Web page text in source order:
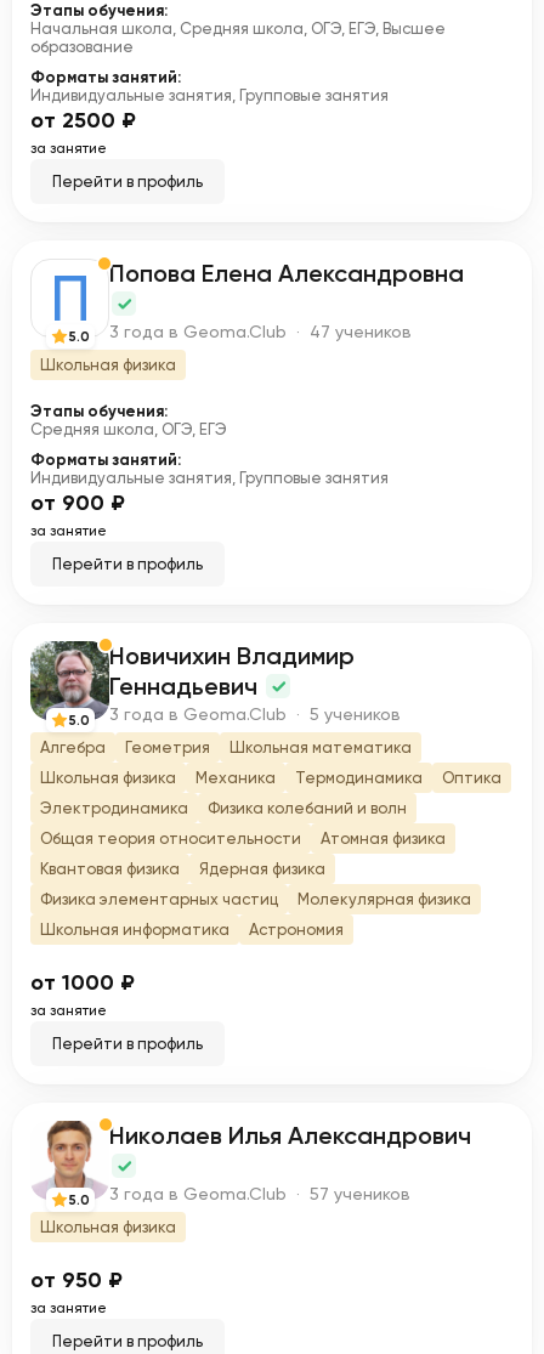
Этапы обучения:
Начальная школа, Средняя школа, ОГЭ, ЕГЭ, Высшее
образование
Форматы занятий:
Индивидуальные занятия, Групповые занятия
от 2500 ₽
за занятие
Перейти в профиль
П
5.0
Попова Елена Александровна
3 года в Geoma.Club · 47 учеников
Школьная физика
Этапы обучения:
Средняя школа, ОГЭ, ЕГЭ
Форматы занятий:
Индивидуальные занятия, Групповые занятия
от 900 ₽
за занятие
Перейти в профиль
Н
5.0
Новичихин Владимир
Геннадьевич
3 года в Geoma.Club · 5 учеников
Алгебра Геометрия
Школьная математика
Школьная физика
Механика Термодинамика
Оптика
Электродинамика
Физика колебаний и волн
Общая теория относительности
Атомная физика
Квантовая физика
Ядерная физика
Физика элементарных частиц
Молекулярная физика
Школьная информатика
Астрономия
от 1000 ₽
за занятие
Перейти в профиль
Н
5.0
Никoлaeв Илья Александрович
3 года в Geoma.Club · 57 учеников
Школьная физика
от 950 ₽
за занятие
Перейти в профиль